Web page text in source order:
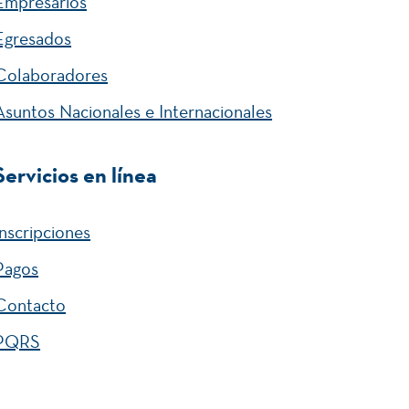
Nacionales e Internacionales
en línea